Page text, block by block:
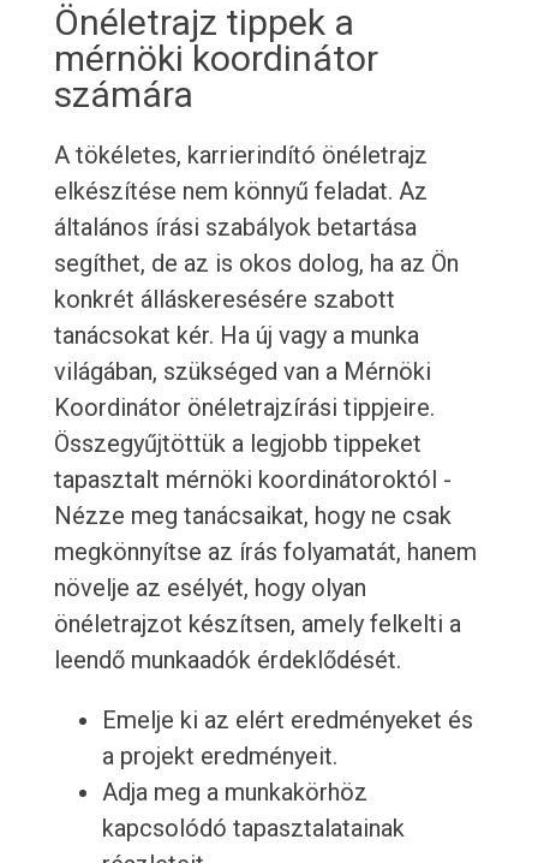
Önéletrajz tippek a
mérnöki koordinátor
számára
A tökéletes, karrierindító önéletrajz
elkészítése nem könnyű feladat. Az
általános írási szabályok betartása
segíthet, de az is okos dolog, ha az Ön
konkrét álláskeresésére szabott
tanácsokat kér. Ha új vagy a munka
világában, szükséged van a Mérnöki
Koordinátor önéletrajzírási tippjeire.
Összegyűjtöttük a legjobb tippeket
tapasztalt mérnöki koordinátoroktól -
Nézze meg tanácsaikat, hogy ne csak
megkönnyítse az írás folyamatát, hanem
növelje az esélyét, hogy olyan
önéletrajzot készítsen, amely felkelti a
leendő munkaadók érdeklődését.
Emelje ki az elért eredményeket és
a projekt eredményeit.
Adja meg a munkakörhöz
kapcsolódó tapasztalatainak